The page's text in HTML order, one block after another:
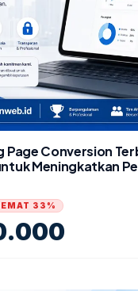
Page Conversion
Meningkatkan
33%